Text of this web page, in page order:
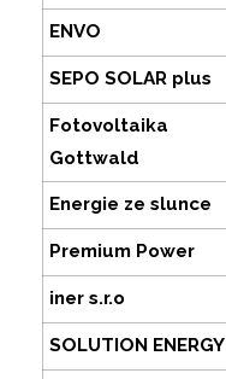
ENVO
SEPO SOLAR plus
Fotovoltaika
Gottwald
Energie ze slunce
Premium Power
iner s.r.o
SOLUTION ENERGY